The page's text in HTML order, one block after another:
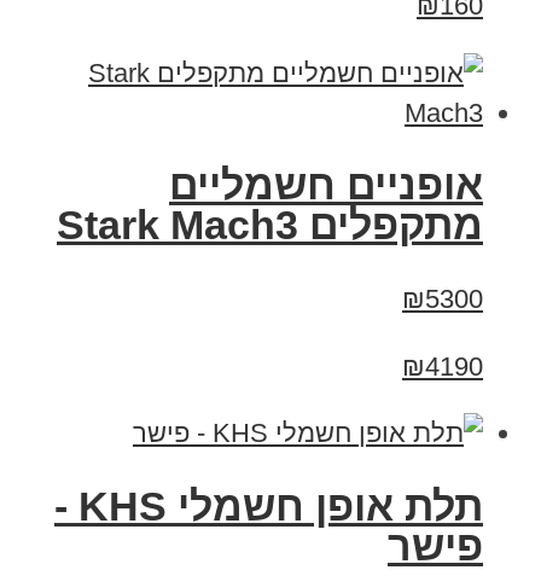
‏אופניים חשמליים
‏מתקפלים Stark Mach3
₪5300
₪4190
תלת אופן חשמלי KHS -
פישר